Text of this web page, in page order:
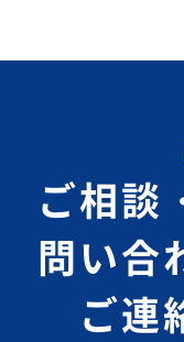
ご相談
問い合
ご連